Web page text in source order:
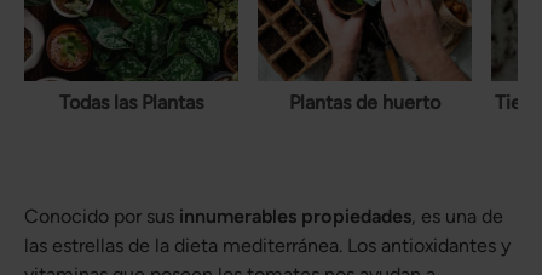
Todas las Plantas Plantas de huerto
Conocido por sus innumerables propiedades, es una de
las estrellas de la dieta mediterránea. Los antioxidantes y